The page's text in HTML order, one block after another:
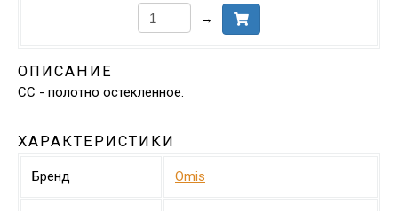
→
ОПИСАНИЕ
CC - полотно остекленное.
ХАРАКТЕРИСТИКИ
Бренд Omis